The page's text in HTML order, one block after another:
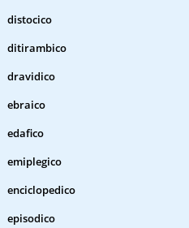
distocico
ditirambico
dravidico
ebraico
edafico
emiplegico
enciclopedico
episodico